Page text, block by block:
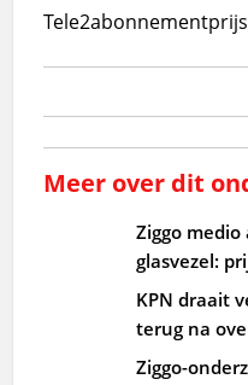
Tele2abonnement
Meer over dit
Ziggo
glasvezel:
KPN draait
terug na
Ziggo-